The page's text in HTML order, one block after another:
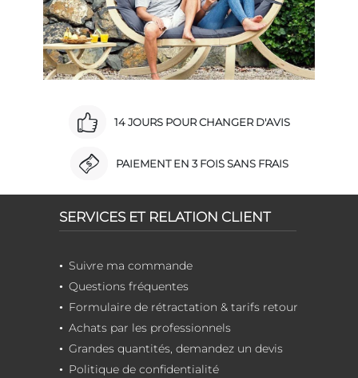
14 JOURS POUR CHANGER D'AVIS
PAIEMENT EN 3 FOIS SANS FRAIS
SERVICES ET RELATION CLIENT
Suivre ma commande
Questions fréquentes
Formulaire de rétractation & tarifs retour
Achats par les professionnels
Grandes quantités, demandez un devis
Politique de confidentialité